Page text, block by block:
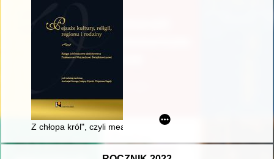
Z chłopa król", czyli meandry awansu kulturowego